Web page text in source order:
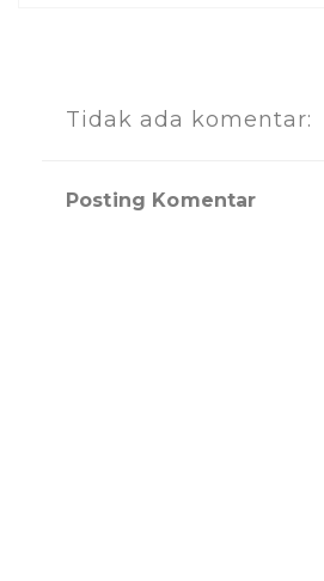
Tidak ada komentar:
Posting Komentar